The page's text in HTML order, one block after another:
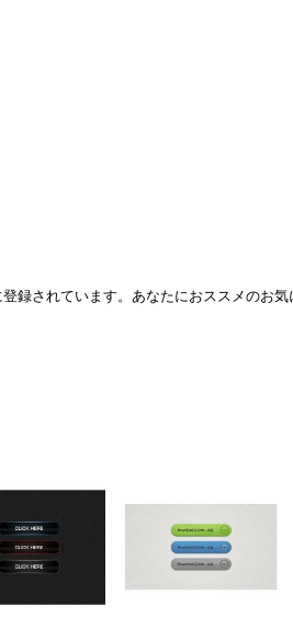
録されています。あなたにおススメのお